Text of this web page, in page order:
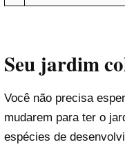
Seu jardim
Você não precisa
mudarem para ter o
espécies de